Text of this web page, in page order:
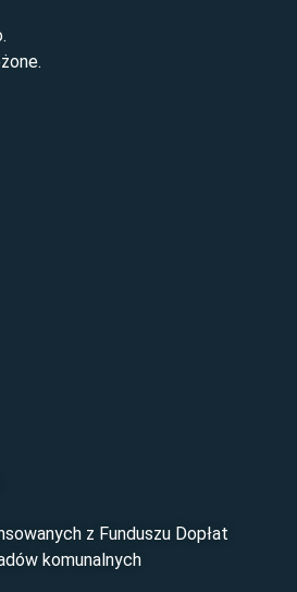
z Funduszu Dopłat
komunalnych